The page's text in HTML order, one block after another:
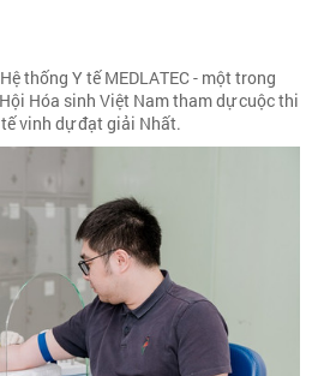
thống Y tế MEDLATEC - một trong
Hóa sinh Việt Nam tham dự cuộc thi
vinh dự đạt giải Nhất.